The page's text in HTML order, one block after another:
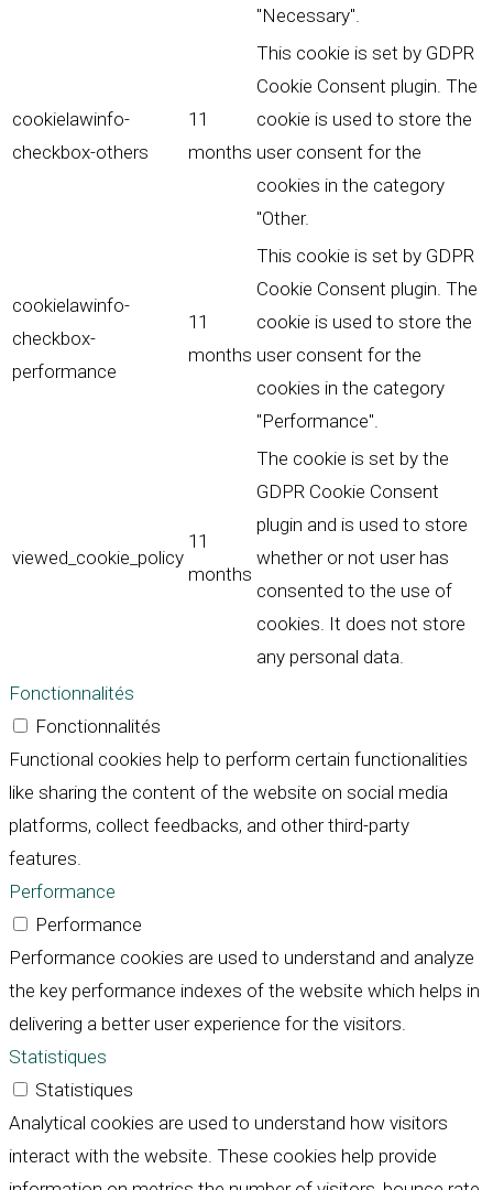
"Necessary".
cookielawinfo-
checkbox-others
11
months
This cookie is set by GDPR
Cookie Consent plugin. The
cookie is used to store the
user consent for the
cookies in the category
"Other.
cookielawinfo-
checkbox-
performance
11
months
This cookie is set by GDPR
Cookie Consent plugin. The
cookie is used to store the
user consent for the
cookies in the category
"Performance".
viewed_cookie_policy
11
months
The cookie is set by the
GDPR Cookie Consent
plugin and is used to store
whether or not user has
consented to the use of
cookies. It does not store
any personal data.
Fonctionnalités
Fonctionnalités
Functional cookies help to perform certain functionalities
like sharing the content of the website on social media
platforms, collect feedbacks, and other third-party
features.
Performance
Performance
Performance cookies are used to understand and analyze
the key performance indexes of the website which helps in
delivering a better user experience for the visitors.
Statistiques
Statistiques
Analytical cookies are used to understand how visitors
interact with the website. These cookies help provide